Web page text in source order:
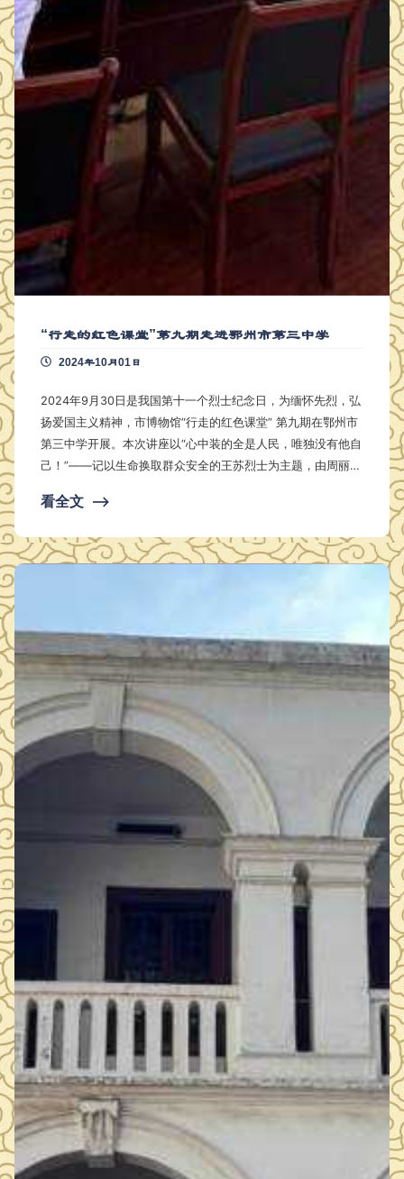
“行走的红色课堂”第九期走进鄂州市第三中学
2024年10月01日
2024年9月30日是我国第十一个烈士纪念日，为缅怀先烈，弘
扬爱国主义精神，市博物馆“行走的红色课堂” 第九期在鄂州市
第三中学开展。本次讲座以“心中装的全是人民，唯独没有他自
己！”——记以生命换取群众安全的王苏烈士为主题，由周丽老
-1941），原名王儒林，湖北省鄂州市涂家垴镇人，曾任新四
80多名村民，挺身而出，被敌人残忍杀害。1996年，共青团鄂
看全文 ⟶